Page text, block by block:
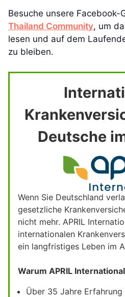
Besuche unsere Facebook-
Thailand Community, um
lesen und auf dem
zu bleiben.
Deutsche
Wenn Sie Deutschland
gesetzliche
nicht mehr. APRIL
internationalen
ein langfristiges Leben im
Warum APRIL
Über 35 Jahre